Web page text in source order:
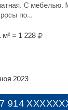
С мебелью.
по...
м² = 1 228
914
2023